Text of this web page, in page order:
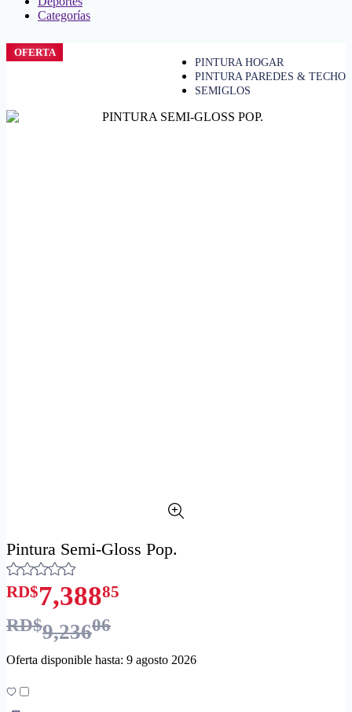
Categorías
PINTURA HOGAR
PINTURA PAREDES & TECHO
SEMIGLOS
OFERTA
Pintura Semi-Gloss Pop.
RD$7,38885
RD$9,23606
Oferta disponible hasta: 9 agosto 2026